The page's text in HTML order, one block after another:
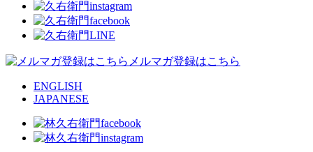
メルマガ登録はこちら
ENGLISH
JAPANESE